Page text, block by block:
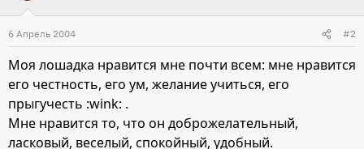
6 Апрель 2004 #2
Моя лошадка нравится мне почти всем: мне нравится
его честность, его ум, желание учиться, его
прыгучесть :wink: .
Мне нравится то, что он доброжелательный,
ласковый, веселый, спокойный, удобный.